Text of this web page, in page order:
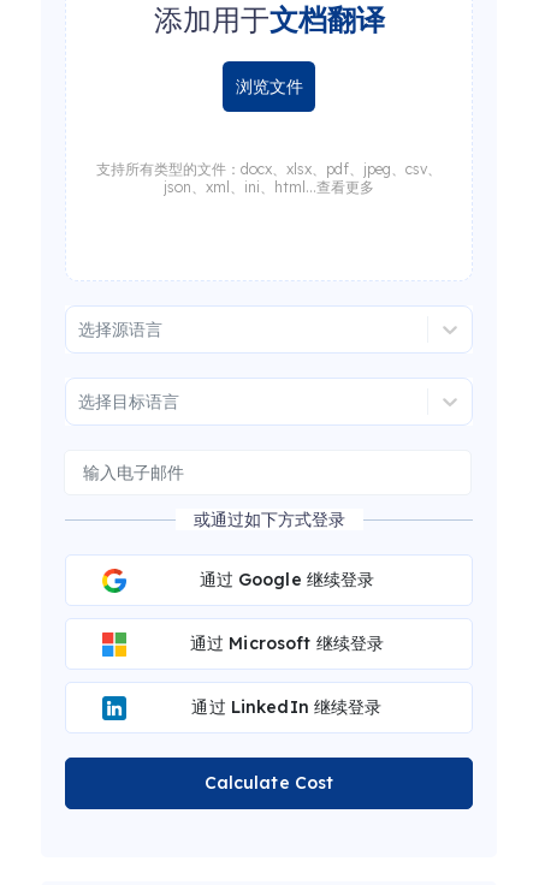
添加用于文档翻译
浏览文件
支持所有类型的文件：docx、xlsx、pdf、jpeg、csv、
json、xml、ini、html...查看更多
选择源语言
选择目标语言
或通过如下方式登录
通过 Google 继续登录
通过 Microsoft 继续登录
通过 LinkedIn 继续登录
Calculate Cost